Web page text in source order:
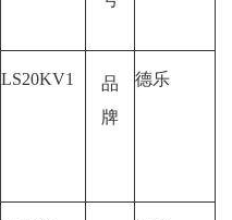
LS20KV1
品
牌
德乐